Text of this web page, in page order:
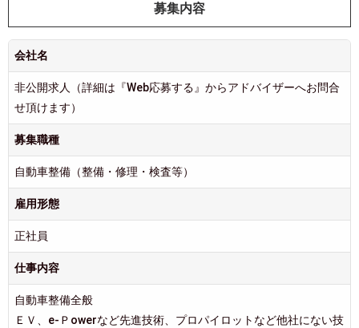
募集内容
会社名
非公開求人（詳細は『Web応募する』からアドバイザーへお問合
せ頂けます）
募集職種
自動車整備（整備・修理・検査等）
雇用形態
正社員
仕事内容
自動車整備全般
ＥＶ、e-Ｐowerなど先進技術、プロパイロットなど他社にない技